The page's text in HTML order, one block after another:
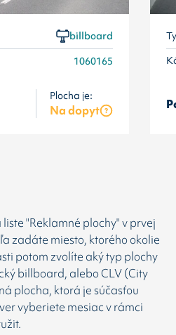
billboard
1060165
Plocha je:
Na dopyt
"Reklamné plochy" v prvej
zadáte miesto, ktorého okolie
potom zvolíte aký typ plochy
billboard, alebo CLV (City
plocha, ktorá je súčasťou
vyberiete mesiac v rámci